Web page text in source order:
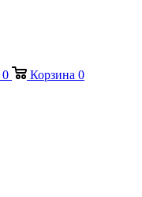
0 Корзина 0